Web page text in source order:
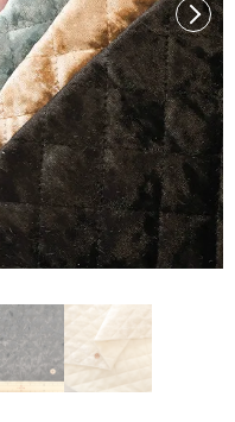
次へ